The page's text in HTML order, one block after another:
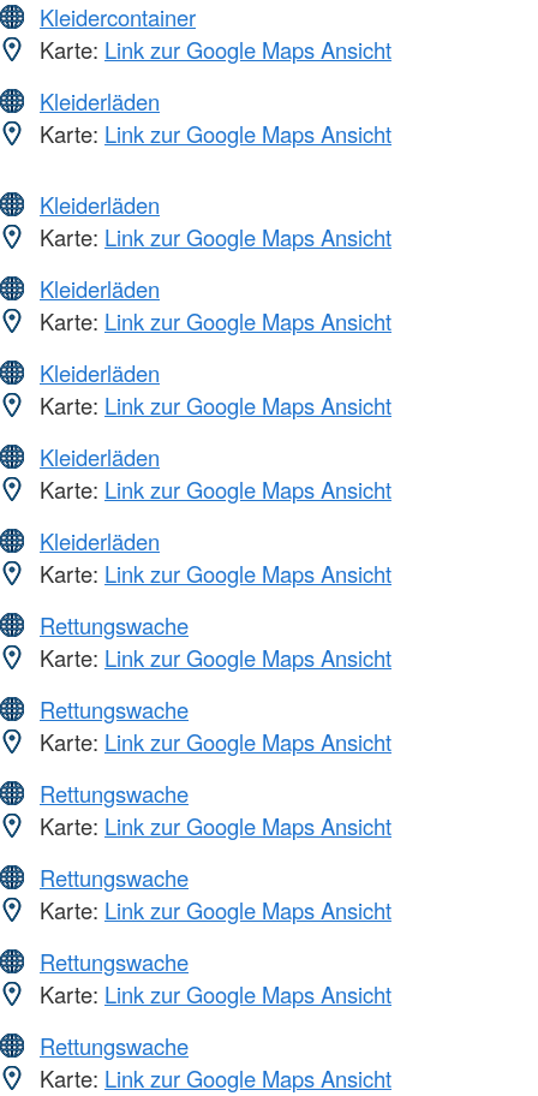
Kleidercontainer
Karte: Link zur Google Maps Ansicht
Kleiderläden
Karte: Link zur Google Maps Ansicht
Kleiderläden
Karte: Link zur Google Maps Ansicht
Kleiderläden
Karte: Link zur Google Maps Ansicht
Kleiderläden
Karte: Link zur Google Maps Ansicht
Kleiderläden
Karte: Link zur Google Maps Ansicht
Kleiderläden
Karte: Link zur Google Maps Ansicht
Rettungswache
Karte: Link zur Google Maps Ansicht
Rettungswache
Karte: Link zur Google Maps Ansicht
Rettungswache
Karte: Link zur Google Maps Ansicht
Rettungswache
Karte: Link zur Google Maps Ansicht
Rettungswache
Karte: Link zur Google Maps Ansicht
Rettungswache
Karte: Link zur Google Maps Ansicht